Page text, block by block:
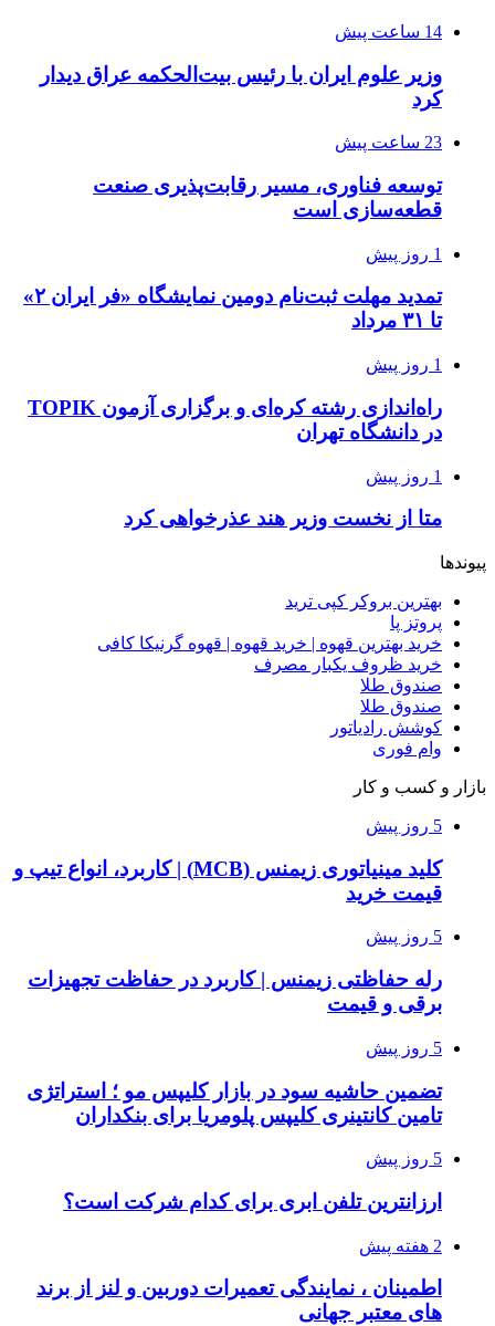
14 ساعت پیش
وزیر علوم ایران با رئیس بیت‌الحکمه عراق دیدار
کرد
23 ساعت پیش
توسعه فناوری، مسیر رقابت‌پذیری صنعت
قطعه‌سازی است
1 روز پیش
تمدید مهلت ثبت‌نام دومین نمایشگاه «فر ایران ۲»
تا ۳۱ مرداد
1 روز پیش
راه‌اندازی رشته کره‌ای و برگزاری آزمون TOPIK
در دانشگاه تهران
1 روز پیش
متا از نخست وزیر هند عذرخواهی کرد
پیوندها
بهترین بروکر کپی ترید
پروتز پا
خرید بهترین قهوه | خرید قهوه | قهوه گرنیکا کافی
خرید ظروف یکبار مصرف
صندوق طلا
صندوق طلا
کوشش رادیاتور
وام فوری
بازار و کسب و کار
5 روز پیش
کلید مینیاتوری زیمنس (MCB) | کاربرد، انواع تیپ و
قیمت خرید
5 روز پیش
رله حفاظتی زیمنس | کاربرد در حفاظت تجهیزات
برقی و قیمت
5 روز پیش
تضمین حاشیه سود در بازار کلیپس مو ؛ استراتژی
تامین کانتینری کلیپس پلومریا برای بنکداران
5 روز پیش
ارزانترین تلفن ابری برای کدام شرکت است؟
2 هفته پیش
اطمینان ، نمایندگی تعمیرات دوربین و لنز از برند
های معتبر جهانی